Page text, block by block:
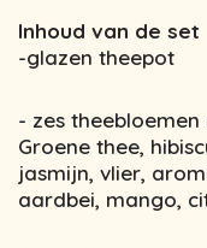
Inhoud van de set
-glazen theepot
- zes
Groene thee,
jasmijn, vlier,
aardbei, mango,